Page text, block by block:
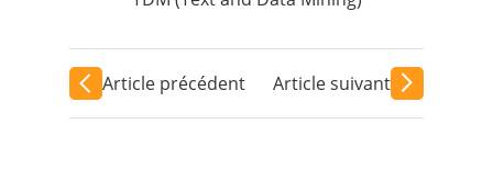
Article précédent Article suivant